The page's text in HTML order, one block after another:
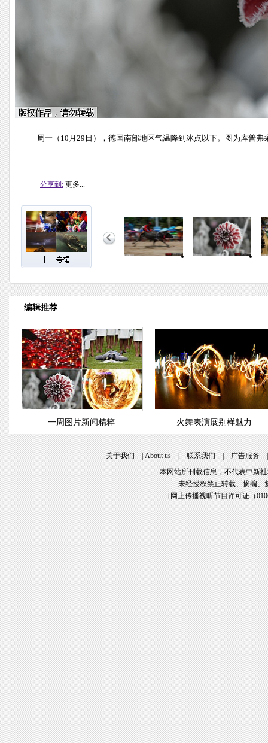
周一（10月29日），德国南部地区气温降到冰点以下。图为库普弗
分享到: 更多...
编辑推荐
一周图片新闻精粹 火舞表演展别样魅力
关于我们|About us|联系我们|广告服务
本网站所刊载信息，不代表中新
未经授权禁止转载、摘编、
[网上传播视听节目许可证（